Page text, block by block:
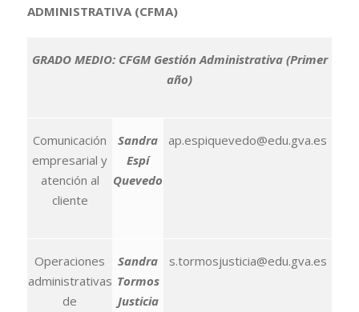
ADMINISTRATIVA (CFMA)
GRADO MEDIO: CFGM Gestión Administrativa (Primer
año)
Comunicación
empresarial y
atención al
cliente
Sandra
Espí
Quevedo
ap.espiquevedo@edu.gva.es
Operaciones
administrativas
de
Sandra
Tormos
Justicia
s.tormosjusticia@edu.gva.es